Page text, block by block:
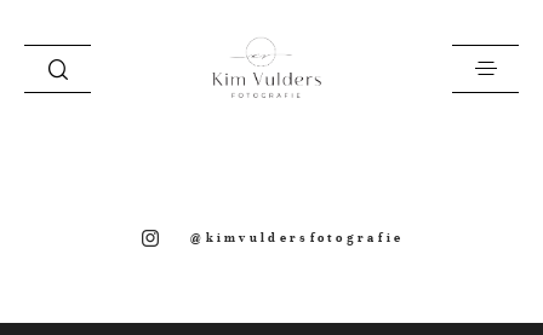
LOOKBOOK
VERHALEN
@kimvuldersfotografie